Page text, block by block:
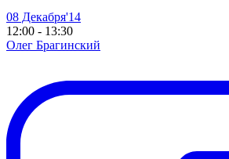
08 Декабря'14
12:00 - 13:30
Олег Брагинский